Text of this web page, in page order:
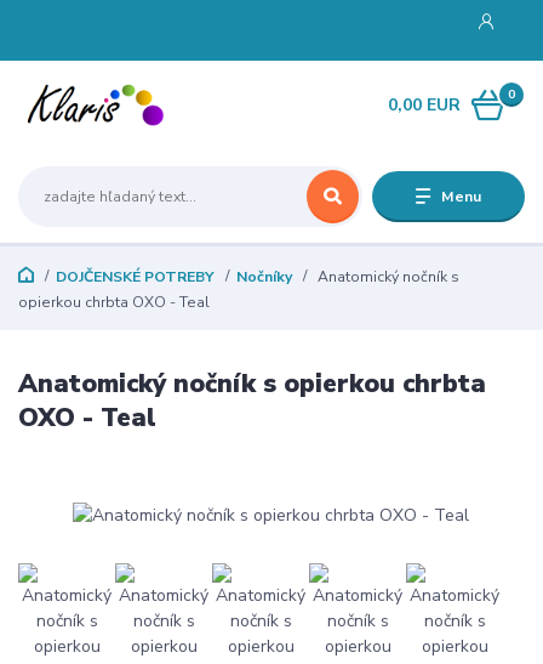
Menu
0
0,00 EUR
DOJČENSKÉ POTREBY Nočníky
Anatomický nočník s
opierkou chrbta OXO - Teal
Anatomický nočník s opierkou chrbta
OXO - Teal